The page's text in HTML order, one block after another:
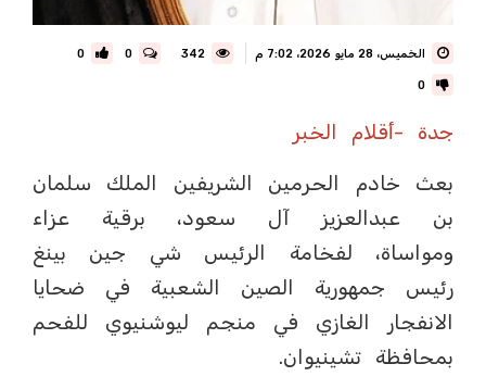
الخميس، 28 مايو 2026، 7:02 م 0
0
0
جدة -أقلام الخبر
بعث خادم الحرمين الشريفين الملك سلمان
بن عبدالعزيز آل سعود، برقية عزاء
ومواساة، لفخامة الرئيس شي جين بينغ
رئيس جمهورية الصين الشعبية في ضحايا
الانفجار الغازي في منجم ليوشنيوي للفحم
بمحافظة تشينيوان.